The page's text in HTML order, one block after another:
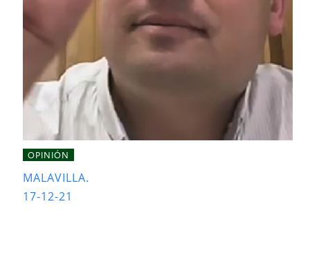
OPINIÓN
MALAVILLA.
17-12-21